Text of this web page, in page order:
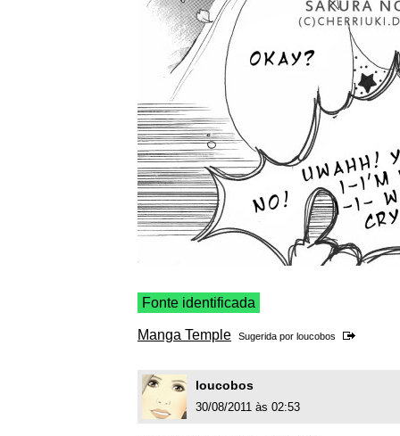
Fonte identificada
Manga Temple Sugerida por loucobos
loucobos
30/08/2011 às 02:53